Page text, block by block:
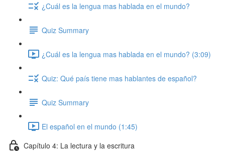
¿Cuál es la lengua mas hablada en el mundo?
Quiz Summary
¿Cuál es la lengua mas hablada en el mundo? (3:09)
Quiz: Qué país tiene mas hablantes de español?
Quiz Summary
El español en el mundo (1:45)
Capítulo 4: La lectura y la escritura